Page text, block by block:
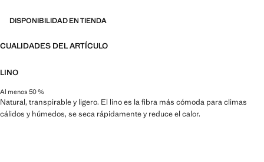
DISPONIBILIDAD EN TIENDA
CUALIDADES DEL ARTÍCULO
LINO
Al menos 50 %
Natural, transpirable y ligero. El lino es la fibra más cómoda para climas
cálidos y húmedos, se seca rápidamente y reduce el calor.